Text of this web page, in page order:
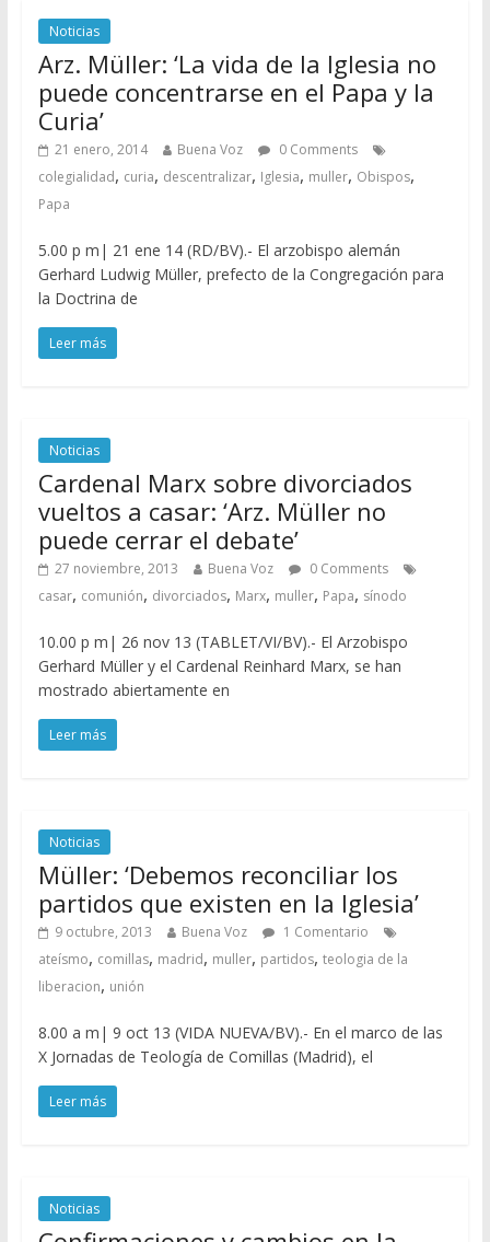
Noticias
Arz. Müller: ‘La vida de la Iglesia no
puede concentrarse en el Papa y la
Curia’
21 enero, 2014 Buena Voz
0 Comments
colegialidad, curia, descentralizar, Iglesia, muller, Obispos,
Papa
5.00 p m| 21 ene 14 (RD/BV).- El arzobispo alemán
Gerhard Ludwig Müller, prefecto de la Congregación para
la Doctrina de
Leer más
Noticias
Cardenal Marx sobre divorciados
vueltos a casar: ‘Arz. Müller no
puede cerrar el debate’
27 noviembre, 2013 Buena Voz
0 Comments
casar, comunión, divorciados, Marx, muller, Papa, sínodo
10.00 p m| 26 nov 13 (TABLET/VI/BV).- El Arzobispo
Gerhard Müller y el Cardenal Reinhard Marx, se han
mostrado abiertamente en
Leer más
Noticias
Müller: ‘Debemos reconciliar los
partidos que existen en la Iglesia’
9 octubre, 2013 Buena Voz
1 Comentario
ateísmo, comillas, madrid, muller, partidos, teologia de la
liberacion, unión
8.00 a m| 9 oct 13 (VIDA NUEVA/BV).- En el marco de las
X Jornadas de Teología de Comillas (Madrid), el
Leer más
Noticias